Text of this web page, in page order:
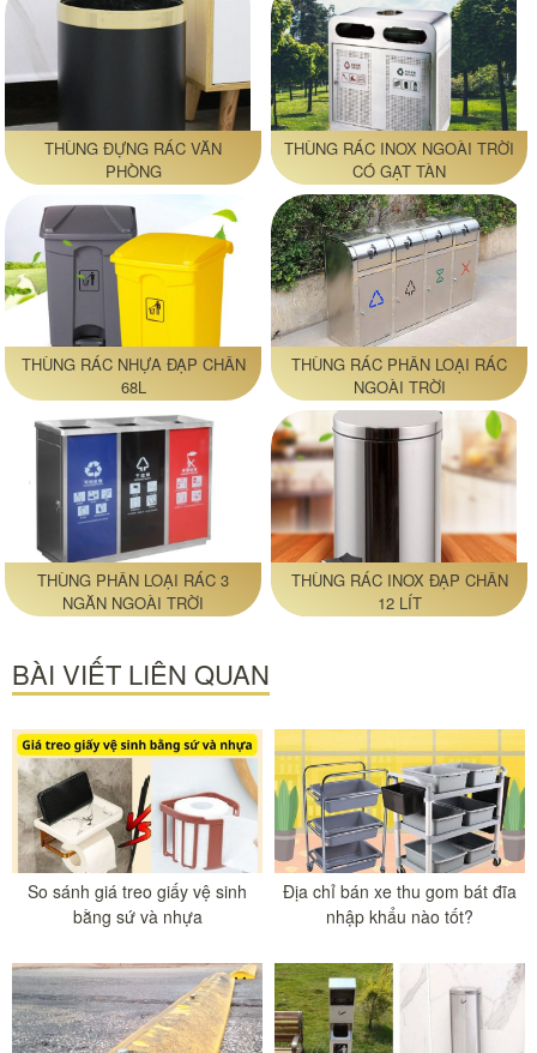
THÙNG ĐỰNG RÁC VĂN
PHÒNG
THÙNG RÁC INOX NGOÀI TRỜI
CÓ GẠT TÀN
THÙNG RÁC NHỰA ĐẠP CHÂN
68L
THÙNG RÁC PHÂN LOẠI RÁC
NGOÀI TRỜI
THÙNG PHÂN LOẠI RÁC 3
NGĂN NGOÀI TRỜI
THÙNG RÁC INOX ĐẠP CHÂN
12 LÍT
BÀI VIẾT LIÊN QUAN
So sánh giá treo giấy vệ sinh
bằng sứ và nhựa
Địa chỉ bán xe thu gom bát đĩa
nhập khẩu nào tốt?